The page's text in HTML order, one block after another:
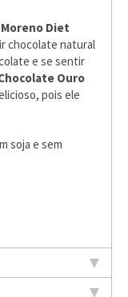
Diet
chocolate natural
e se sentir
Ouro
pois ele
soja e sem